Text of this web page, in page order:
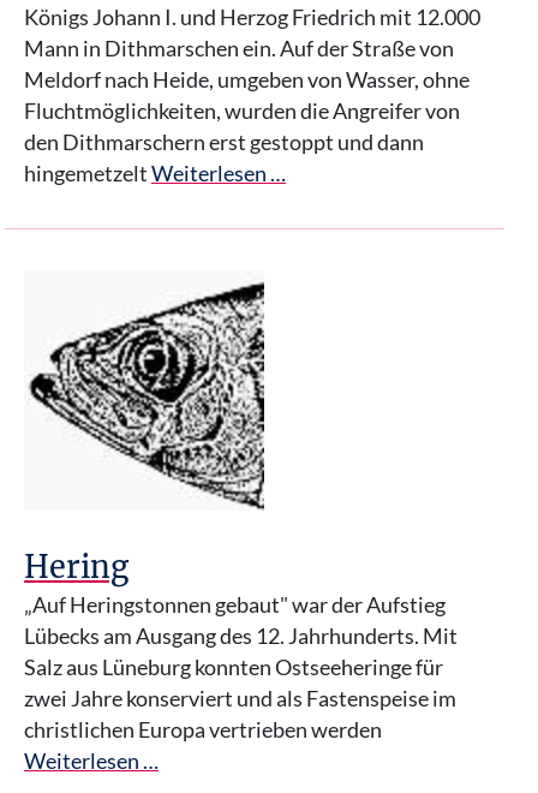
Königs Johann I. und Herzog Friedrich mit 12.000
Mann in Dithmarschen ein. Auf der Straße von
Meldorf nach Heide, umgeben von Wasser, ohne
Fluchtmöglichkeiten, wurden die Angreifer von
den Dithmarschern erst gestoppt und dann
hingemetzeltWeiterlesen …
Hering
„Auf Heringstonnen gebaut" war der Aufstieg
Lübecks am Ausgang des 12. Jahrhunderts. Mit
Salz aus Lüneburg konnten Ostseeheringe für
zwei Jahre konserviert und als Fastenspeise im
christlichen Europa vertrieben werden
Weiterlesen …